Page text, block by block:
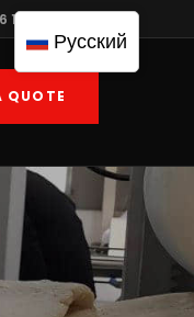
13961822503
QUOTE
Русский